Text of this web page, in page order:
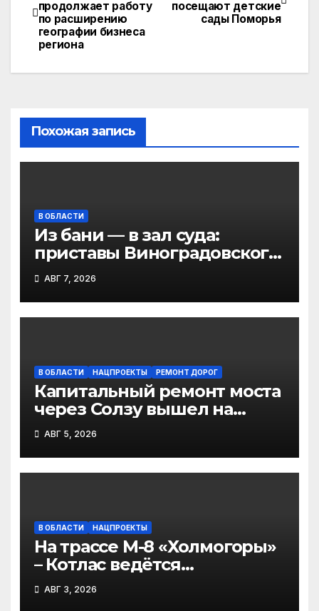
по
записям
посещают детские
сады Поморья
продолжает работу
по расширению
географии бизнеса
региона
Похожая запись
В ОБЛАСТИ
Из бани — в зал суда:
приставы Виноградовского
округа разыскали
должника по алиментам
АВГ 7, 2026
В ОБЛАСТИ НАЦПРОЕКТЫ РЕМОНТ ДОРОГ
Капитальный ремонт моста
через Солзу вышел на
финальный этап
АВГ 5, 2026
В ОБЛАСТИ НАЦПРОЕКТЫ
На трассе М-8 «Холмогоры»
– Котлас ведётся
фрезерование дорожного
покрытия
АВГ 3, 2026